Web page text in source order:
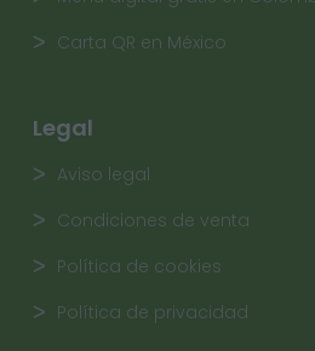
Carta QR en México
Legal
Aviso legal
Condiciones de venta
Política de cookies
Política de privacidad